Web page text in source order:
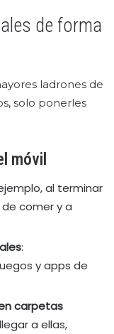
de forma
ladrones de
solo ponerles
móvil
al terminar
comer y a
:
y apps de
carpetas
a ellas,